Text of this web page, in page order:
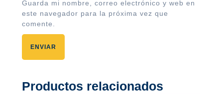
Guarda mi nombre, correo electrónico y web en
este navegador para la próxima vez que
comente.
Productos relacionados